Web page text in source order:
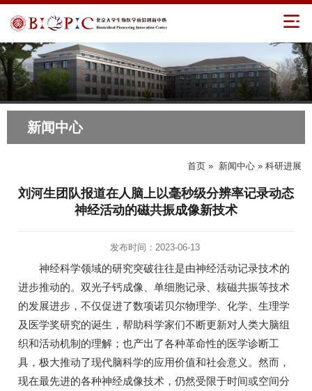
新闻中心
首页 » 新闻中心 » 科研进展
刘河生团队报道在人脑上以毫秒级分辨率记录动态
神经活动的磁共振成像新技术
发布时间：2023-06-13
神经科学领域的研究突破往往是由神经活动记录技术的
进步推动的。双光子钙成像、单细胞记录、核磁共振等技术
的发展进步，不仅促进了数项诺贝尔物理学、化学、生理学
及医学奖研究的诞生，帮助科学家们不断更新对人类大脑组
织和活动机制的理解；也产出了各种革命性的医学诊断工
具，极大推动了现代脑科学的应用价值和社会意义。然而，
现在最先进的各种神经成像技术，仍然受限于时间或空间分